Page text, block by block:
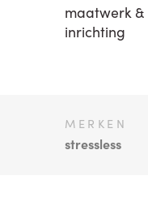
maatwerk &
inrichting
MERKEN
stressless